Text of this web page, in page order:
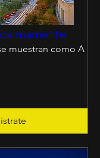
muestran como A